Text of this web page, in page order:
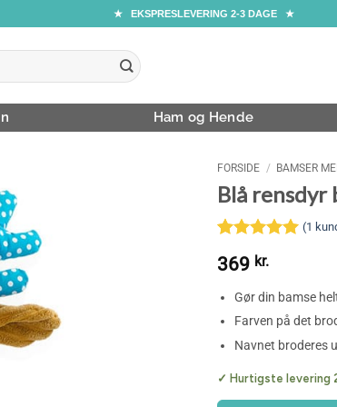
★ EKSPRESLEVERING 2-3 DAGE ★
Ham og Hende
FORSIDE / BAMSER
Blå rensdyr
Bedømt
som 5ud
baseret på
(1
369 kr.
Gør din bamse
Farven på det
Navnet broderes
✓ Hurtigste levering